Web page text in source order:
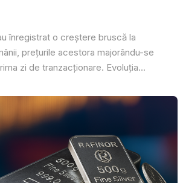
înregistrat o creștere bruscă la
prețurile acestora majorându-se
zi de tranzacționare. Evoluția...